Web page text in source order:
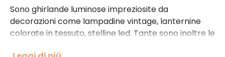
Sono ghirlande luminose impreziosite da
decorazioni come lampadine vintage, lanternine
colorate in tessuto, stelline led. Tante sono inoltre le